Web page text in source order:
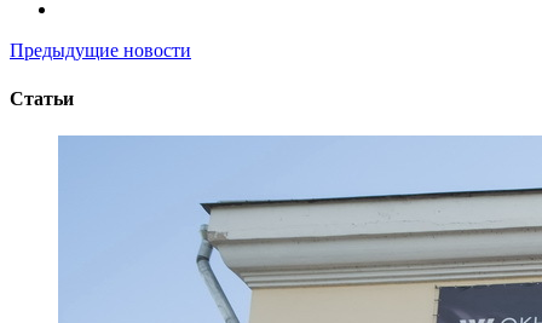
Предыдущие новости
Статьи